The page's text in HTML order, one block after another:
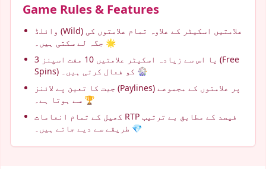
Game Rules & Features
وائلڈ (Wild) علامتیں اسکیٹر کے علاوہ تمام علامتوں کی
جگہ لے سکتی ہیں۔ 🌟
3 یا اس سے زیادہ اسکیٹر علامتیں 10 مفت اسپنز (Free
Spins) کو فعال کرتی ہیں۔ 🎡
جیت کا تعین پے لائنز (Paylines) پر علامتوں کے مجموعے
سے ہوتا ہے۔ 🏆
کھیل کے تمام انعامات RTP فیصد کے مطابق بے ترتیب
طریقے سے دیے جاتے ہیں۔ 💎